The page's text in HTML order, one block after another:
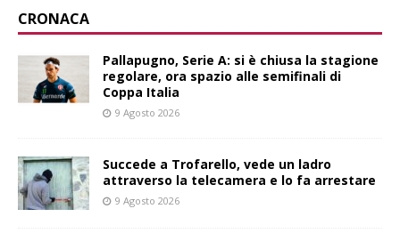
CRONACA
Pallapugno, Serie A: si è chiusa la stagione
regolare, ora spazio alle semifinali di
Coppa Italia
9 Agosto 2026
Succede a Trofarello, vede un ladro
attraverso la telecamera e lo fa arrestare
9 Agosto 2026